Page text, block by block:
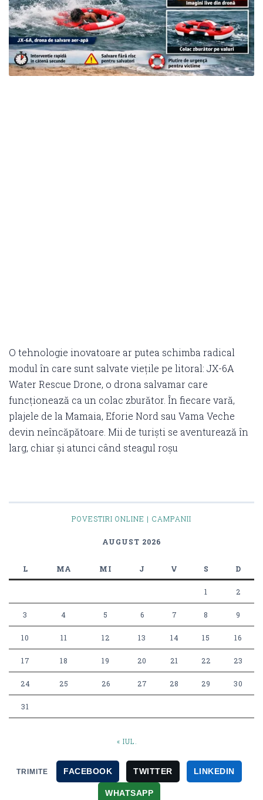
O tehnologie inovatoare ar putea schimba radical
modul în care sunt salvate viețile pe litoral: JX-6A
Water Rescue Drone, o drona salvamar care
funcționează ca un colac zburător. În fiecare vară,
plajele de la Mamaia, Eforie Nord sau Vama Veche
devin neîncăpătoare. Mii de turiști se aventurează în
larg, chiar și atunci când steagul roșu
POVESTIRI ONLINE | CAMPANII
AUGUST 2026
L MA MI J V S D
1 2
3 4 5 6 7 8 9
10 11 12 13 14 15 16
17 18 19 20 21 22 23
24 25 26 27 28 29 30
31
« IUL.
TRIMITE FACEBOOK TWITTER LINKEDIN
WHATSAPP